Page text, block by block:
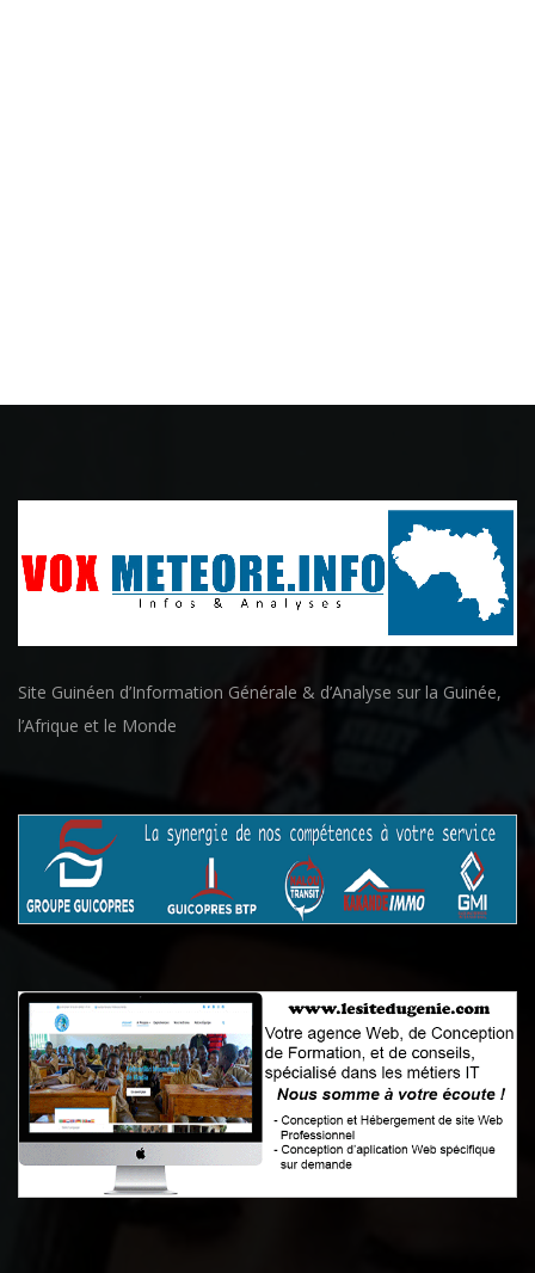
Site Guinéen d’Information Générale & d’Analyse sur la Guinée,
l’Afrique et le Monde